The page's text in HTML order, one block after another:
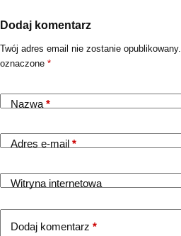
Dodaj komentarz
Twój adres email nie zostanie opublikowany.
oznaczone *
Nazwa*
Adres e-mail *
Witryna internetowa
Dodaj komentarz *